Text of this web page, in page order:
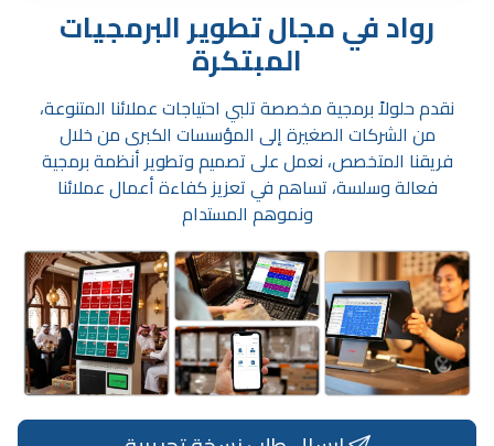
رواد في مجال تطوير البرمجيات
المبتكرة
نقدم حلولاً برمجية مخصصة تلبي احتياجات عملائنا المتنوعة،
من الشركات الصغيرة إلى المؤسسات الكبرى من خلال
فريقنا المتخصص، نعمل على تصميم وتطوير أنظمة برمجية
فعالة وسلسة، تساهم في تعزيز كفاءة أعمال عملائنا
ونموهم المستدام